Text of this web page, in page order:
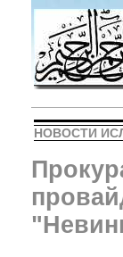
НОВОСТИ